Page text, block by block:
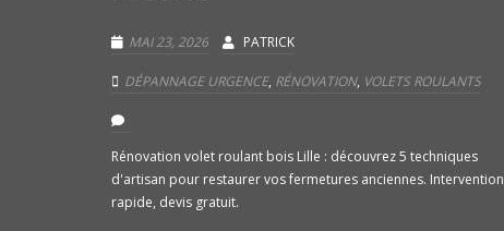
MAI 23, 2026 PATRICK
DÉPANNAGE URGENCE, RÉNOVATION, VOLETS ROULANTS
Rénovation volet roulant bois Lille : découvrez 5 techniques
d'artisan pour restaurer vos fermetures anciennes. Intervention
rapide, devis gratuit.